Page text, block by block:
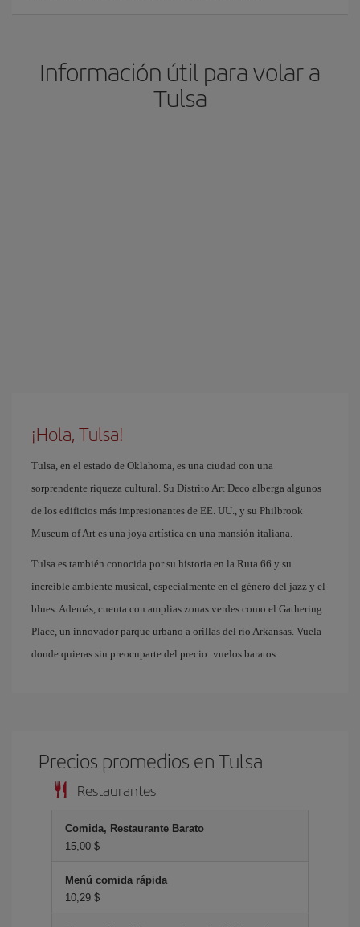
Información útil para volar a
Tulsa
¡Hola, Tulsa!
Tulsa, en el estado de Oklahoma, es una ciudad con una
sorprendente riqueza cultural. Su Distrito Art Deco alberga algunos
de los edificios más impresionantes de EE. UU., y su Philbrook
Museum of Art es una joya artística en una mansión italiana.
Tulsa es también conocida por su historia en la Ruta 66 y su
increíble ambiente musical, especialmente en el género del jazz y el
blues. Además, cuenta con amplias zonas verdes como el Gathering
Place, un innovador parque urbano a orillas del río Arkansas. Vuela
donde quieras sin preocuparte del precio: vuelos baratos.
Precios promedios en Tulsa
Restaurantes
Comida, Restaurante Barato
15,00 $
Menú comida rápida
10,29 $